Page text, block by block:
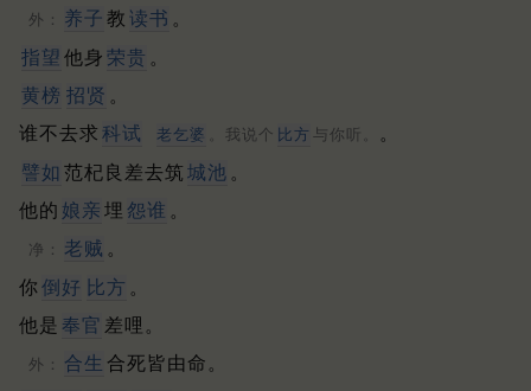
外： 养子 教 读书 。
指望 他身 荣贵 。
黄榜 招贤 。
谁不去求 科试 老乞婆 。我说个 比方 与你听。
。
譬如 范杞良差去筑 城池 。
他的 娘亲 埋 怨谁 。
净： 老贼 。
你倒好 比方 。
他是 奉官 差哩。
外： 合生 合死皆由命。